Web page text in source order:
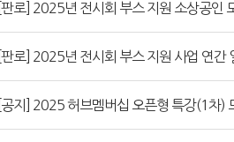
[판로] 2025년 전시회 부스 지원 소상공인
[판로] 2025년 전시회 부스 지원 사업 연간
[공지] 2025 허브멤버십 오픈형 특강(1차)